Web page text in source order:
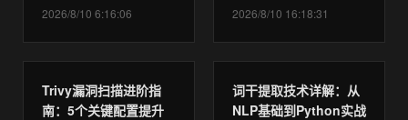
2026/8/10 6:16:06 2026/8/10 16:18:31
Trivy漏洞扫描进阶指
南：5个关键配置提升
词干提取技术详解：从
NLP基础到Python实战